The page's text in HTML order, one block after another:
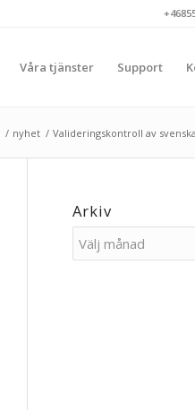
Våra tjänster Support
/ nyhet / Valideringskontroll av
Arkiv